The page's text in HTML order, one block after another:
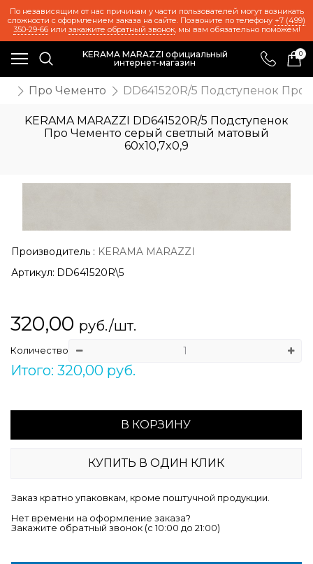
По независящим от нас причинам у части пользователей могут возникать
сложности с оформлением заказа на сайте. Позвоните по телефону +7 (499)
350-29-66или закажите обратный звонок, мы вам обязательно поможем!
KERAMA MARAZZI официальный
интернет-магазин
0
Про Чементо DD641520R/5 Подступенок
KERAMA MARAZZI DD641520R/5 Подступенок
Про Чементо серый светлый матовый
60x10,7x0,9
Производитель : KERAMA MARAZZI
Артикул: DD641520R\5
320,00 руб./шт.
Количество
Итого: 320,00 руб.
В КОРЗИНУ
КУПИТЬ В ОДИН КЛИК
Заказ кратно упаковкам, кроме поштучной продукции.
Нет времени на оформление заказа?
Закажите обратный звонок (c 10:00 до 21:00)